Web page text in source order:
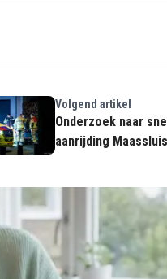
Volgend artikel
Onderzoek naar
aanrijding Maassluis